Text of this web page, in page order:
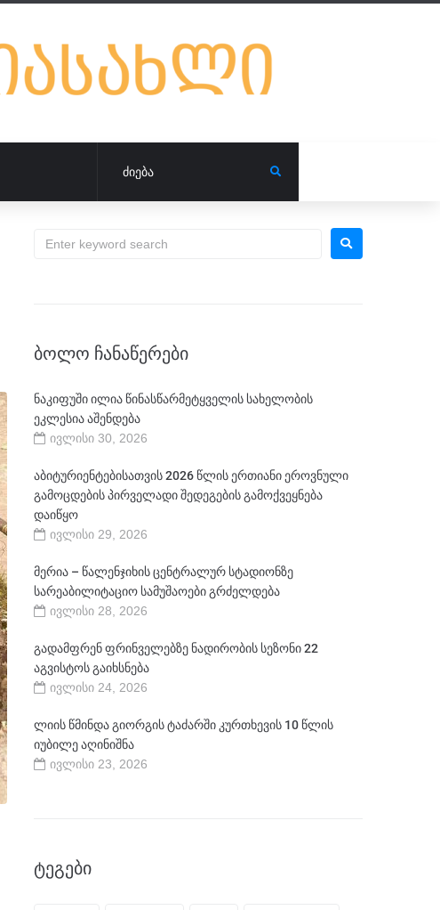
ᲑᲝᲚᲝ ᲩᲐᲜᲐᲬᲔᲠᲔᲑᲘ
ნაკიფუში ილია წინასწარმეტყველის სახელობის
ეკლესია აშენდება
ივლისი 30, 2026
აბიტურიენტებისათვის 2026 წლის ერთიანი ეროვნული
გამოცდების პირველადი შედეგების გამოქვეყნება
დაიწყო
ივლისი 29, 2026
მერია – წალენჯიხის ცენტრალურ სტადიონზე
სარეაბილიტაციო სამუშაოები გრძელდება
ივლისი 28, 2026
გადამფრენ ფრინველებზე ნადირობის სეზონი 22
აგვისტოს გაიხსნება
ივლისი 24, 2026
ლიის წმინდა გიორგის ტაძარში კურთხევის 10 წლის
იუბილე აღინიშნა
ივლისი 23, 2026
ᲢᲔᲒᲔᲑᲘ